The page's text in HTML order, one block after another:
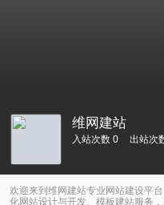
维网建站
入站次数 0 出站次
欢迎来到维网建站专业网站建设平
化网站设计与开发、模板建站服务